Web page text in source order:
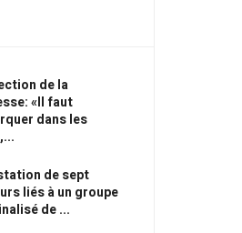
de la
«Il faut
dans les
de sept
liés à un groupe
de ...